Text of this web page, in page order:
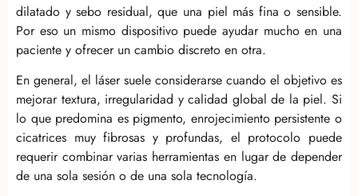
dilatado y sebo residual, que una piel más fina o sensible.
Por eso un mismo dispositivo puede ayudar mucho en una
paciente y ofrecer un cambio discreto en otra.
En general, el láser suele considerarse cuando el objetivo es
mejorar textura, irregularidad y calidad global de la piel. Si
lo que predomina es pigmento, enrojecimiento persistente o
cicatrices muy fibrosas y profundas, el protocolo puede
requerir combinar varias herramientas en lugar de depender
de una sola sesión o de una sola tecnología.